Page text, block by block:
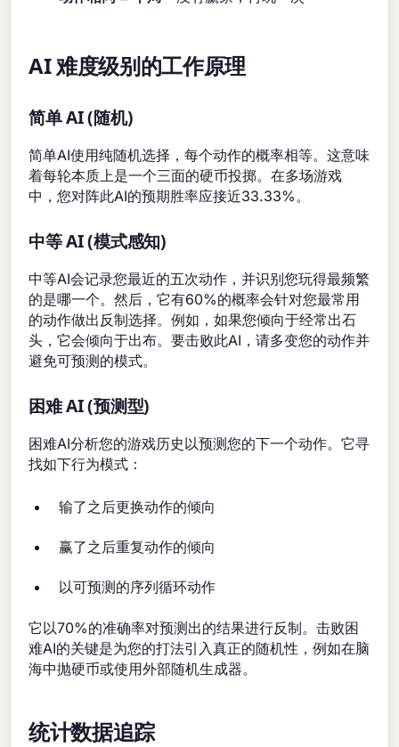
AI 难度级别的工作原理
简单 AI (随机)
简单AI使用纯随机选择，每个动作的概率相等。这意味
着每轮本质上是一个三面的硬币投掷。在多场游戏
中，您对阵此AI的预期胜率应接近33.33%。
中等 AI (模式感知)
中等AI会记录您最近的五次动作，并识别您玩得最频繁
的是哪一个。然后，它有60%的概率会针对您最常用
的动作做出反制选择。例如，如果您倾向于经常出石
头，它会倾向于出布。要击败此AI，请多变您的动作并
避免可预测的模式。
困难 AI (预测型)
困难AI分析您的游戏历史以预测您的下一个动作。它寻
找如下行为模式：
输了之后更换动作的倾向
赢了之后重复动作的倾向
以可预测的序列循环动作
它以70%的准确率对预测出的结果进行反制。击败困
难AI的关键是为您的打法引入真正的随机性，例如在脑
海中抛硬币或使用外部随机生成器。
统计数据追踪